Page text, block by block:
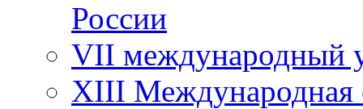
России
VII международный
XIII Международная